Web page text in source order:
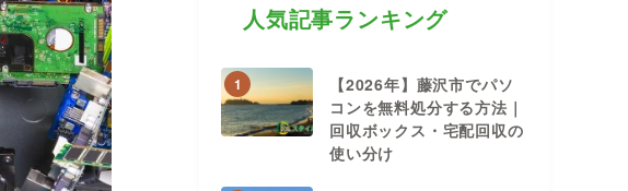
人気記事ランキング
1
【2026年】藤沢市でパソ
コンを無料処分する方法｜
回収ボックス・宅配回収の
使い分け